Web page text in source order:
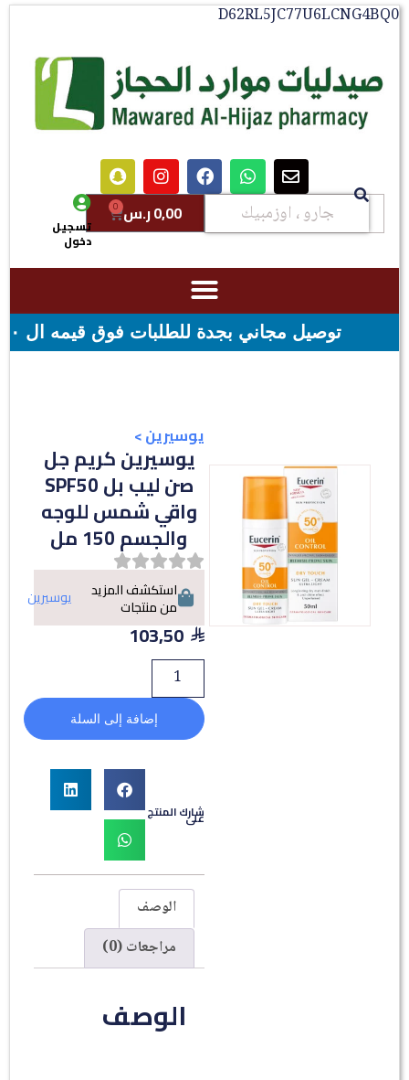
ر.س تسجيل
فوق قيمه ال ١٠٠ ريال - شحن مجاني لقيمه اكثر من ٢٩٩ ريال
يوسيرين>
يوسيرين كريم جل
صن ليب بل SPF50
واقي شمس للوجه
والجسم 150 مل
استكشف المزيد
من منتجات يوسيرين
103,50
إضافة إلى السلة
شارك المنتج
الوصف
مراجعات (0)
الوصف